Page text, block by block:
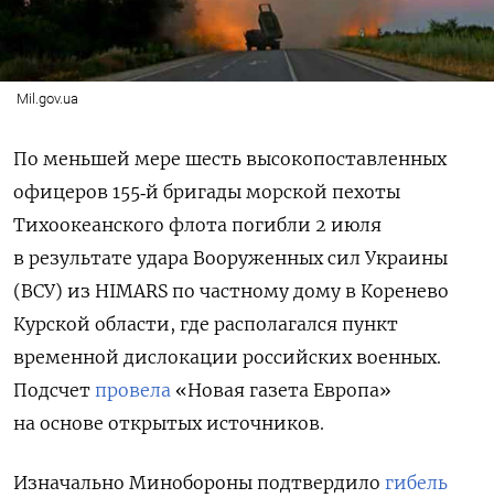
Mil.gov.ua
По меньшей мере шесть высокопоставленных
офицеров 155‑й бригады морской пехоты
Тихоокеанского флота погибли 2 июля
в результате удара Вооруженных сил Украины
(ВСУ) из HIMARS по частному дому в Коренево
Курской области, где располагался пункт
временной дислокации российских военных.
Подсчет провела «Новая газета Европа»
на основе открытых источников.
Изначально Минобороны подтвердило гибель